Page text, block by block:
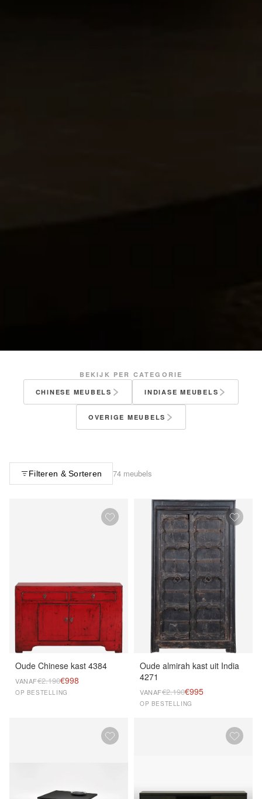
BEKIJK PER CATEGORIE
CHINESE MEUBELS
INDIASE MEUBELS
OVERIGE MEUBELS
Filteren & Sorteren 74 meubels
Oude Chinese kast 4384
VANAF€2.190€998
OP BESTELLING
Oude almirah kast uit India
4271
VANAF€2.190€995
OP BESTELLING